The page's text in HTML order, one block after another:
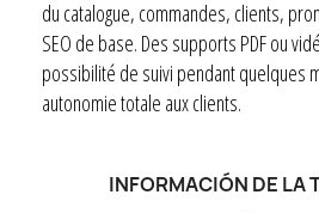
du catalogue, commandes, clients,
SEO de base. Des supports PDF ou
possibilité de suivi pendant quelques
autonomie totale aux clients.
INFORMACIÓN DE LA